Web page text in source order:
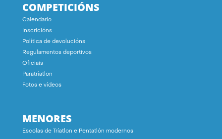
COMPETICIÓNS
Calendario
Inscricións
Política de devolucións
Regulamentos deportivos
Oficiais
Paratríatlon
Fotos e vídeos
MENORES
Escolas de Tríatlon e Pentatlón modernos